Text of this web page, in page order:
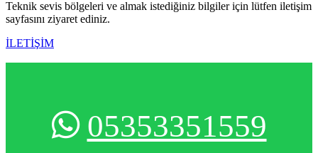
Teknik sevis bölgeleri ve almak istediğiniz bilgiler için lütfen iletişim
sayfasını ziyaret ediniz.
İLETİŞİM
05353351559